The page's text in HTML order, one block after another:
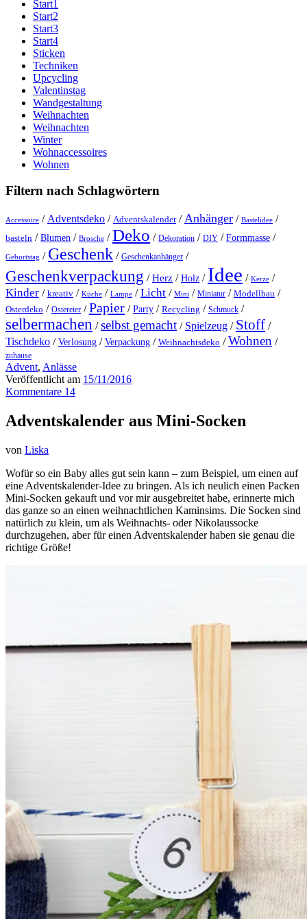
Start1
Start2
Start3
Start4
Sticken
Techniken
Upcycling
Valentinstag
Wandgestaltung
Weihnachten
Weihnachten
Winter
Wohnaccessoires
Wohnen
Filtern nach Schlagwörtern
Accessoire / Adventsdeko / Adventskalender/Anhänger / Bastelidee /
basteln /Blumen / Brosche /Deko / Dekoration / DIY /Formmasse /
Geburtstag / Geschenk / Geschenkanhänger /
Geschenkverpackung /Herz /Holz / Idee / Kerze /
Kinder / kreativ / Küche / Lampe /Licht / Mini / Miniatur / Modellbau /
Osterdeko / Ostereier /Papier /Party / Recycling / Schmuck /
selbermachen /selbst gemacht / Spielzeug / Stoff /
Tischdeko /Verlosung /Verpackung / Weihnachtsdeko /Wohnen /
zuhause
Advent, Anlässe
Veröffentlicht am 15/11/2016
Kommentare 14
Adventskalender aus Mini-Socken
von Liska
Wofür so ein Baby alles gut sein kann – zum Beispiel, um einen auf
eine Adventskalender-Idee zu bringen. Als ich neulich einen Packen
Mini-Socken gekauft und vor mir ausgebreitet habe, erinnerte mich
das ganze so an einen weihnachtlichen Kaminsims. Die Socken sind
natürlich zu klein, um als Weihnachts- oder Nikolaussocke
durchzugehen, aber für einen Adventskalender haben sie genau die
richtige Größe!